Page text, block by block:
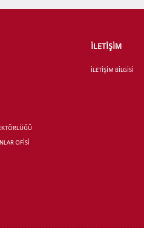
OFİSİ
İLETİŞİM
İLETİŞİM BİLGİSİ